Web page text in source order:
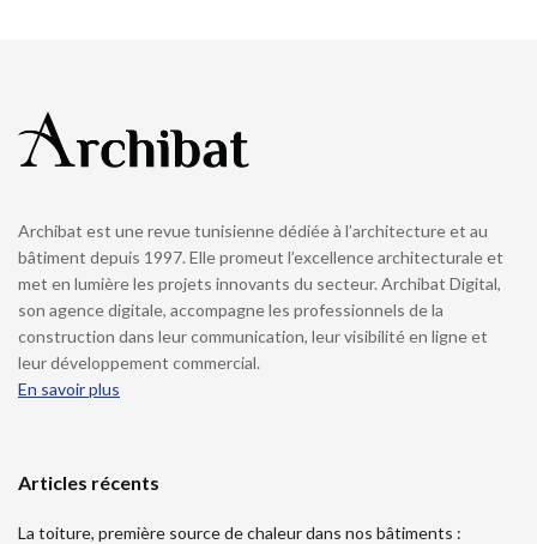
Archibat est une revue tunisienne dédiée à l’architecture et au
bâtiment depuis 1997. Elle promeut l’excellence architecturale et
met en lumière les projets innovants du secteur. Archibat Digital,
son agence digitale, accompagne les professionnels de la
construction dans leur communication, leur visibilité en ligne et
leur développement commercial.
En savoir plus
Articles récents
La toiture, première source de chaleur dans nos bâtiments :